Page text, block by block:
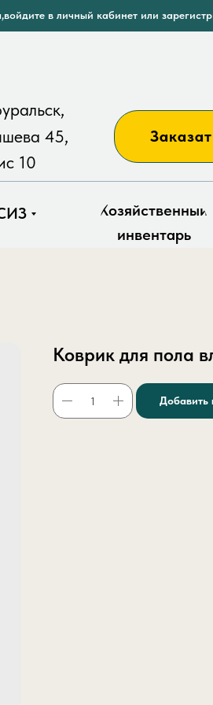
в личный кабинет или
45,
10
Хозяйственный
инвентарь
Коврик для пола
Добавить